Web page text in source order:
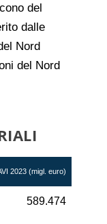
del
dalle
Nord
del Nord
2023 (migl. euro)
589.474